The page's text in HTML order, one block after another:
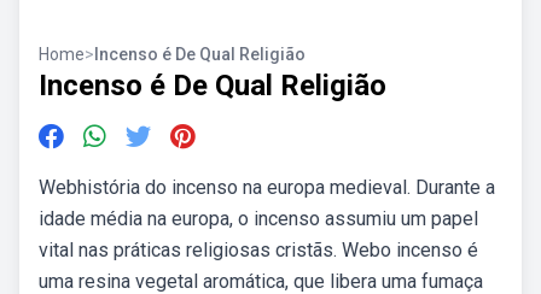
Home> Incenso é De Qual Religião
Incenso é De Qual Religião
Webhistória do incenso na europa medieval. Durante a
idade média na europa, o incenso assumiu um papel
vital nas práticas religiosas cristãs. Webo incenso é
uma resina vegetal aromática, que libera uma fumaça